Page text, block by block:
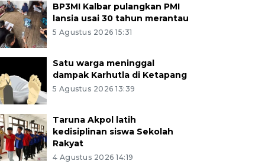
BP3MI Kalbar pulangkan PMI
lansia usai 30 tahun merantau
5 Agustus 2026 15:31
Satu warga meninggal
dampak Karhutla di Ketapang
5 Agustus 2026 13:39
Taruna Akpol latih
kedisiplinan siswa Sekolah
Rakyat
4 Agustus 2026 14:19